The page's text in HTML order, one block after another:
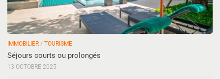
IMMOBILIER / TOURISME
Séjours courts ou prolongés
13 OCTOBRE 2025